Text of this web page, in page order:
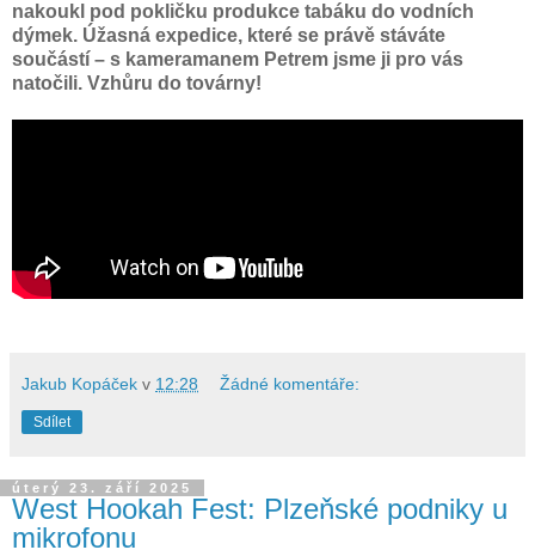
nakoukl pod pokličku produkce tabáku do vodních
dýmek. Úžasná expedice, které se právě stáváte
součástí – s kameramanem Petrem jsme ji pro vás
natočili. Vzhůru do továrny!
Jakub Kopáček v 12:28 Žádné komentáře:
Sdílet
úterý 23. září 2025
West Hookah Fest: Plzeňské podniky u
mikrofonu